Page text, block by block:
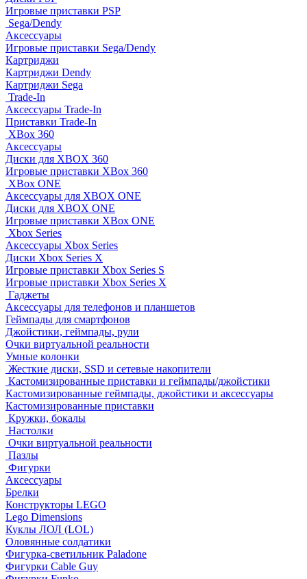
Игровые приставки PSP
Sega/Dendy
Аксессуары
Игровые приставки Sega/Dendy
Картриджи
Картриджи Dendy
Картриджи Sega
Trade-In
Аксессуары Trade-In
Приставки Trade-In
XBox 360
Аксессуары
Диски для XBOX 360
Игровые приставки XBox 360
XBox ONE
Аксессуары для XBOX ONE
Диски для XBOX ONE
Игровые приставки XBox ONE
Xbox Series
Аксессуары Xbox Series
Диски Xbox Series X
Игровые приставки Xbox Series S
Игровые приставки Xbox Series X
Гаджеты
Аксессуары для телефонов и планшетов
Геймпады для смартфонов
Джойстики, геймпады, рули
Очки виртуальной реальности
Умные колонки
Жесткие диски, SSD и сетевые накопители
Кастомизированные приставки и геймпады/джойстики
Кастомизированные геймпады, джойстики и аксессуары
Кастомизированные приставки
Кружки, бокалы
Настолки
Очки виртуальной реальности
Пазлы
Фигурки
Аксессуары
Брелки
Конструкторы LEGO
Lego Dimensions
Куклы ЛОЛ (LOL)
Оловянные солдатики
Фигурка-светильник Paladone
Фигурки Cable Guy